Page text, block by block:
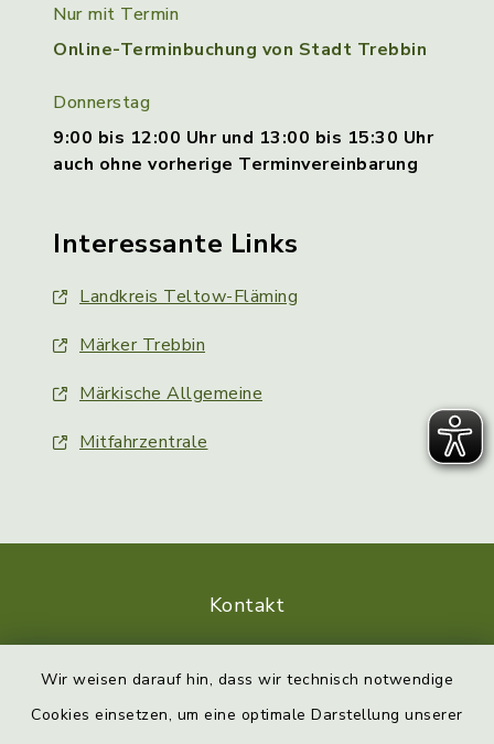
Wir weisen darauf hin, dass wir technisch notwendige
Cookies einsetzen, um eine optimale Darstellung unserer
Nur mit Termin
Online-Terminbuchung von Stadt Trebbin
Donnerstag
9:00 bis 12:00 Uhr und 13:00 bis 15:30 Uhr
auch ohne vorherige Terminvereinbarung
Interessante Links
Landkreis Teltow-Fläming
Märker Trebbin
Märkische Allgemeine
Mitfahrzentrale
Kontakt
Datenschutz